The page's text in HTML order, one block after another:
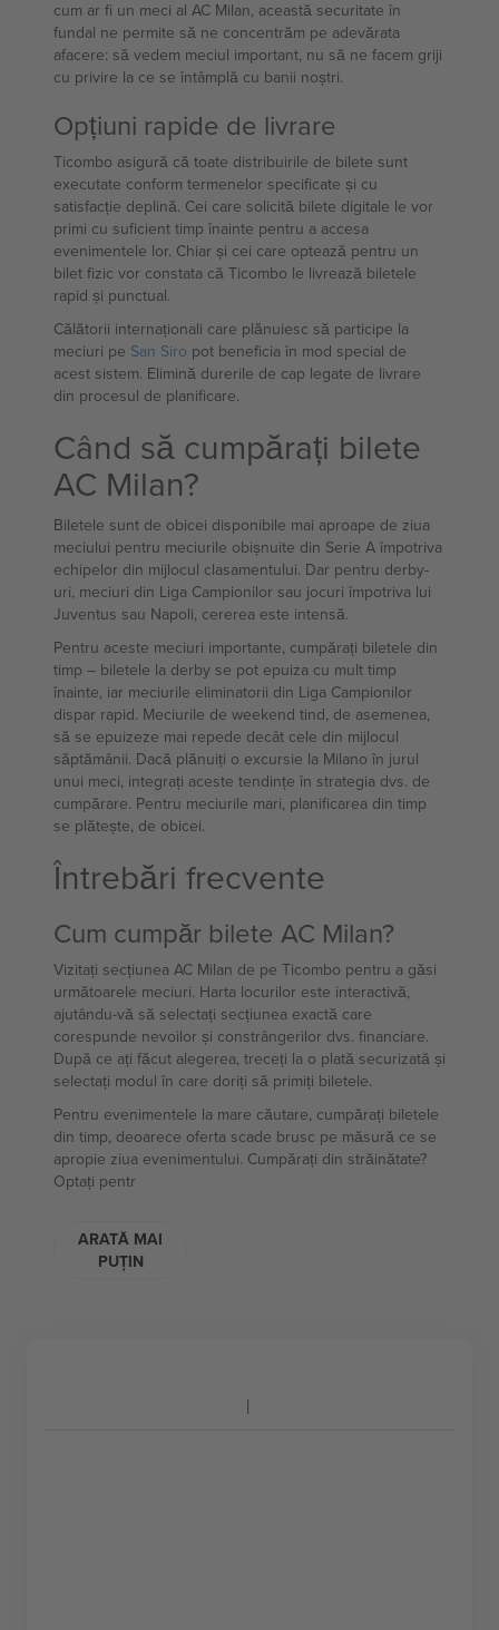
cum ar fi un meci al AC Milan, această securitate în
fundal ne permite să ne concentrăm pe adevărata
afacere: să vedem meciul important, nu să ne facem griji
cu privire la ce se întâmplă cu banii noștri.
Opțiuni rapide de livrare
Ticombo asigură că toate distribuirile de bilete sunt
executate conform termenelor specificate și cu
satisfacție deplină. Cei care solicită bilete digitale le vor
primi cu suficient timp înainte pentru a accesa
evenimentele lor. Chiar și cei care optează pentru un
bilet fizic vor constata că Ticombo le livrează biletele
rapid și punctual.
Călătorii internaționali care plănuiesc să participe la
meciuri pe San Siro pot beneficia în mod special de
acest sistem. Elimină durerile de cap legate de livrare
din procesul de planificare.
Când să cumpărați bilete
AC Milan?
Biletele sunt de obicei disponibile mai aproape de ziua
meciului pentru meciurile obișnuite din Serie A împotriva
echipelor din mijlocul clasamentului. Dar pentru derby-
uri, meciuri din Liga Campionilor sau jocuri împotriva lui
Juventus sau Napoli, cererea este intensă.
Pentru aceste meciuri importante, cumpărați biletele din
timp – biletele la derby se pot epuiza cu mult timp
înainte, iar meciurile eliminatorii din Liga Campionilor
dispar rapid. Meciurile de weekend tind, de asemenea,
să se epuizeze mai repede decât cele din mijlocul
săptămânii. Dacă plănuiți o excursie la Milano în jurul
unui meci, integrați aceste tendințe în strategia dvs. de
cumpărare. Pentru meciurile mari, planificarea din timp
se plătește, de obicei.
Întrebări frecvente
Cum cumpăr bilete AC Milan?
Vizitați secțiunea AC Milan de pe Ticombo pentru a găsi
următoarele meciuri. Harta locurilor este interactivă,
ajutându-vă să selectați secțiunea exactă care
corespunde nevoilor și constrângerilor dvs. financiare.
După ce ați făcut alegerea, treceți la o plată securizată și
selectați modul în care doriți să primiți biletele.
Pentru evenimentele la mare căutare, cumpărați biletele
din timp, deoarece oferta scade brusc pe măsură ce se
apropie ziua evenimentului. Cumpărați din străinătate?
Optați pentr
ARATĂ MAI
PUȚIN